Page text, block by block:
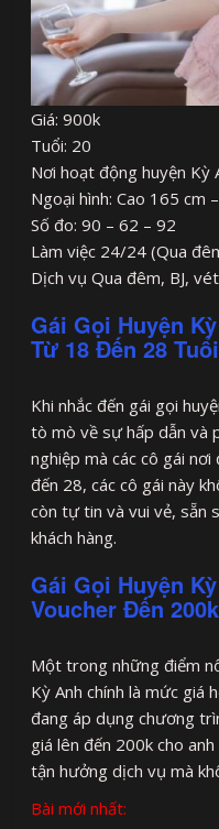
Giá: 900k
Tuổi: 20
Nơi hoạt động huyện Kỳ
Ngoại hình: Cao 165 cm
Số đo: 90 – 62 – 92
Làm việc 24/24 (Qua
Dịch vụ Qua đêm, BJ,
Gái Gọi Huyện
Từ 18 Đến 28 Tuổi
Khi nhắc đến gái gọi
tò mò về sự hấp dẫn và
nghiệp mà các cô gái
đến 28, các cô gái này
còn tự tin và vui vẻ, sẵn
khách hàng.
Gái Gọi Huyện
Voucher Đến 200k
Một trong những điểm
Kỳ Anh chính là mức giá
đang áp dụng chương
giá lên đến 200k cho
tận hưởng dịch vụ mà
Bài mới nhất: